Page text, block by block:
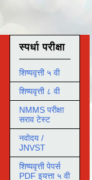
स्पर्धा परीक्षा
शिष्यवृत्ती ५ वी
शिष्यवृत्ती ८ वी
NMMS परीक्षा
सराव टेस्ट
नवोदय /
JNVST
शिष्यवृत्ती पेपर्स
PDF इयत्ता ५ वी